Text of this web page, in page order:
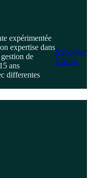
expérimentée
expertise dans
de
ans
differentes
S'abonner
à Anna